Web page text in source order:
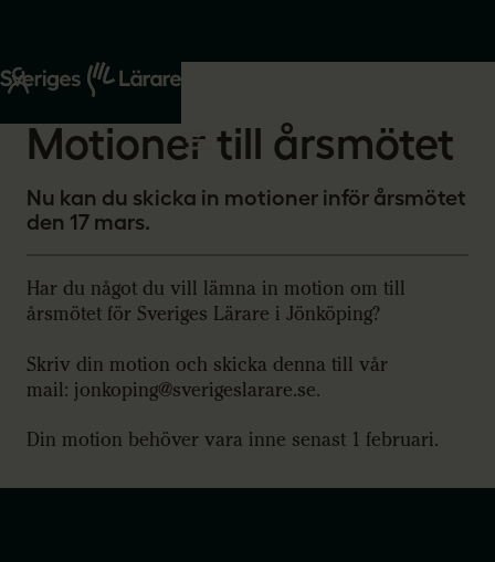
Start
Om oss
2026-01-08
Motioner till årsmötet
Nu kan du skicka in motioner inför årsmötet
den 17 mars.
Har du något du vill lämna in motion om till
årsmötet för Sveriges Lärare i Jönköping?
Skriv din motion och skicka denna till vår
mail: jonkoping@sverigeslarare.se.
Din motion behöver vara inne senast 1 februari.